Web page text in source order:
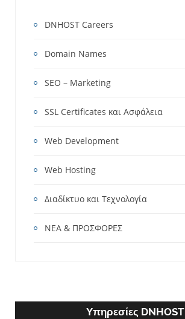
DNHOST Careers
Domain Names
SEO – Marketing
SSL Certificates και Ασφάλεια
Web Development
Web Hosting
Διαδίκτυο και Τεχνολογία
ΝΕΑ & ΠΡΟΣΦΟΡΕΣ
Υπηρεσίες DNHOST